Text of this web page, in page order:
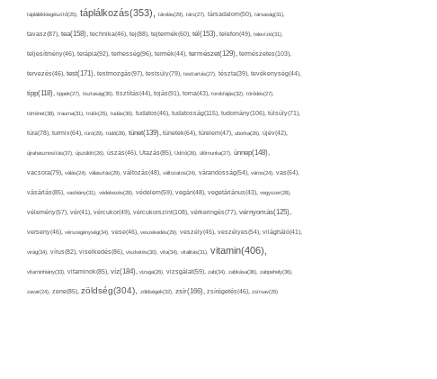
táplálékkiegészítő(25), táplálkozás(353), tárolás(29), társ(27), társadalom(50), társaság(31),
tavasz(87), tea(158), technika(46), tej(88), tejtermék(60), tél(153), telefon(49), televízió(31),
teljesítmény(46), terápia(92), terhesség(96), termék(44), természet(129), természetes(103),
tervezés(46), test(171), testmozgás(97), testsúly(79), testtartás(27), tészta(39), tevékenység(44),
tipp(118), tippek(27), tisztaság(35), tisztítás(44), tojás(91), torna(43), torokfájás(32), törődés(27),
történet(38), trauma(31), trükk(25), tudás(30), tudatos(46), tudatosság(115), tudomány(106), túlsúly(71),
túra(78), turmix(64), túró(29), tüdő(28), tünet(139), tünetek(64), türelem(47), uborka(26), újév(42),
újrahasznosítás(37), újszülött(26), úszás(46), Utazás(85), Üdítő(26), ülőmunka(27), ünnep(148),
vacsora(79), válás(24), választás(29), változás(48), változatos(24), várandósság(54), város(24), vas(64),
vásárlás(85), vashiány(31), védekezés(28), védelem(59), vegán(48), vegetáriánus(43), vegyszer(28),
vélemény(57), vér(41), vércukor(49), vércukorszint(108), vérkeringés(77), vérnyomás(125),
verseny(46), vérszegénység(34), vese(46), veszekedés(29), veszély(45), veszélyes(54), világháló(41),
virág(34), vírus(82), viselkedés(86), viszketés(30), vita(34), vitalitás(31), vitamin(406),
vitaminhiány(33), vitaminok(85), víz(184), vizsga(26), vizsgálat(59), zab(34), zabkása(36), zabpehely(36),
zavar(24), zene(85), zöldség(304), zöldségek(32), zsír(166), zsírégetés(46), zsírsav(25)